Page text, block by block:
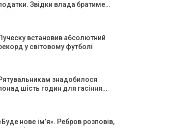
Звідки влада братиме…
встановив абсолютний
у світовому футболі
знадобилося
шість годин для гасіння…
нове ім’я». Ребров розповів,